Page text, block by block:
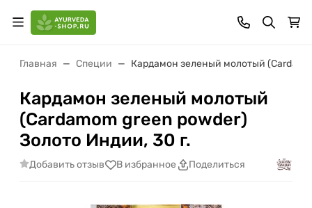
Главная Специи Кардамон зеленый молотый
Кардамон зеленый молотый
(Cardamom green powder)
Золото Индии, 30 г.
Добавить отзыв В избранное Поделиться